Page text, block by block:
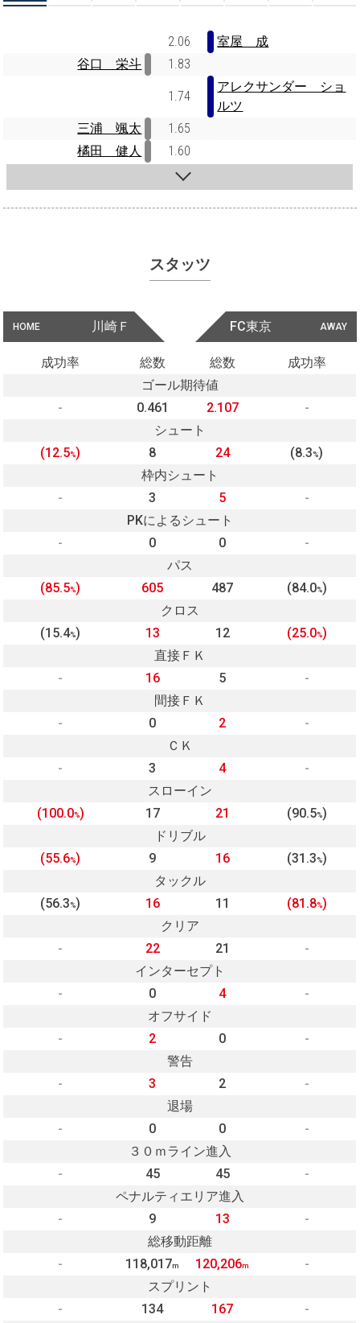
2.06
室屋 成
谷口 栄斗
1.83
1.74
アレクサンダー ショ
ルツ
三浦 颯太
1.65
橘田 健人
1.60
スタッツ
HOME 川崎Ｆ AWAY
FC東京
成功率 総数 総数
成功率
ゴール期待値
-
0.461 2.107
-
シュート
(12.5%) 8 24 (8.3%)
枠内シュート
-
3 5
-
PKによるシュート
-
0 0
-
パス
(85.5%) 605 487 (84.0%)
クロス
(15.4%) 13 12 (25.0%)
直接ＦＫ
-
16 5
-
間接ＦＫ
-
0 2
-
ＣＫ
-
3 4
-
スローイン
(100.0%) 17 21 (90.5%)
ドリブル
(55.6%) 9 16 (31.3%)
タックル
(56.3%) 16 11 (81.8%)
クリア
-
22 21
-
インターセプト
-
0 4
-
オフサイド
-
2 0
-
警告
-
3 2
-
退場
-
0 0
-
３０ｍライン進入
-
45 45
-
ペナルティエリア進入
-
9 13
-
総移動距離
-
118,017m 120,206m
-
スプリント
-
134 167 -